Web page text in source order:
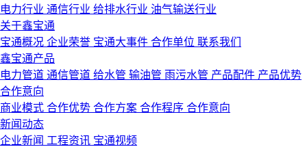
电力行业 通信行业 给排水行业 油气输送行业
关于鑫宝通
宝通概况 企业荣誉 宝通大事件 合作单位 联系我们
鑫宝通产品
电力管道 通信管道 给水管 输油管 雨污水管 产品配件 产品优势
合作意向
商业模式 合作优势 合作方案 合作程序 合作意向
新闻动态
企业新闻 工程资讯 宝通视频